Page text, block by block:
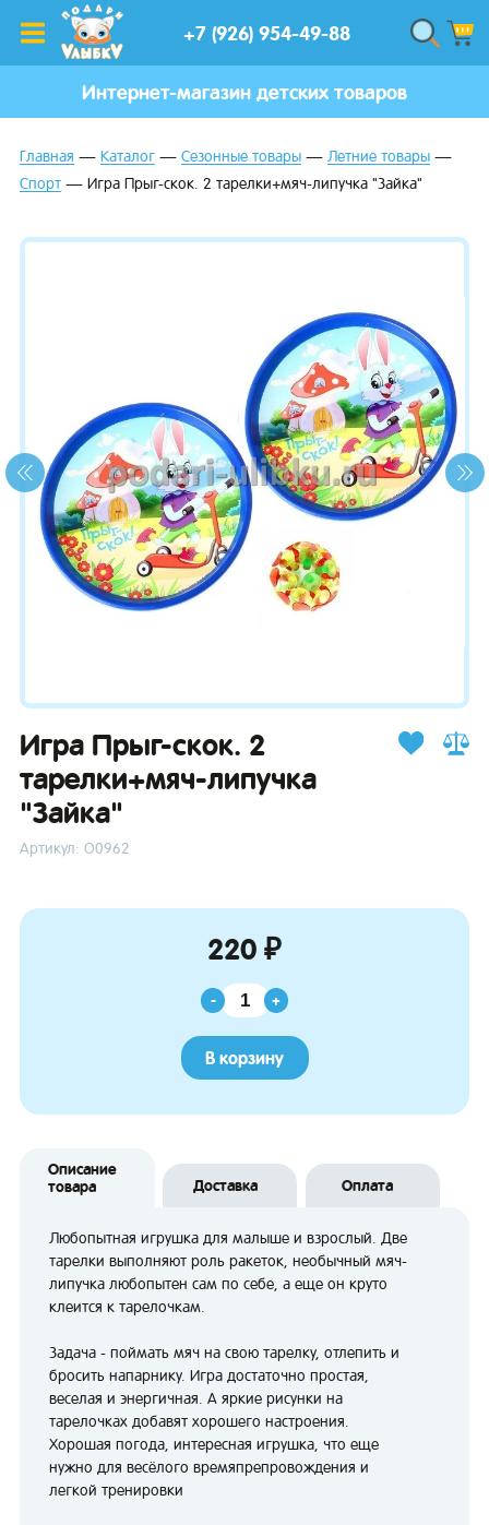
+7 (926) 954-49-88
Интернет-магазин детских товаров
Главная Каталог Сезонные товары
Летние товары
Спорт
Игра Прыг-скок. 2 тарелки+мяч-липучка "Зайка"
Игра Прыг-скок. 2
тарелки+мяч-липучка
"Зайка"
Артикул: О0962
220 ₽
- +
В корзину
Описание
товара
Доставка Оплата
Любопытная игрушка для малыше и взрослый. Две
тарелки выполняют роль ракеток, необычный мяч-
липучка любопытен сам по себе, а еще он круто
клеится к тарелочкам.
Задача - поймать мяч на свою тарелку, отлепить и
бросить напарнику. Игра достаточно простая,
веселая и энергичная. А яркие рисунки на
тарелочках добавят хорошего настроения.
Хорошая погода, интересная игрушка, что еще
нужно для весёлого времяпрепровождения и
легкой тренировки